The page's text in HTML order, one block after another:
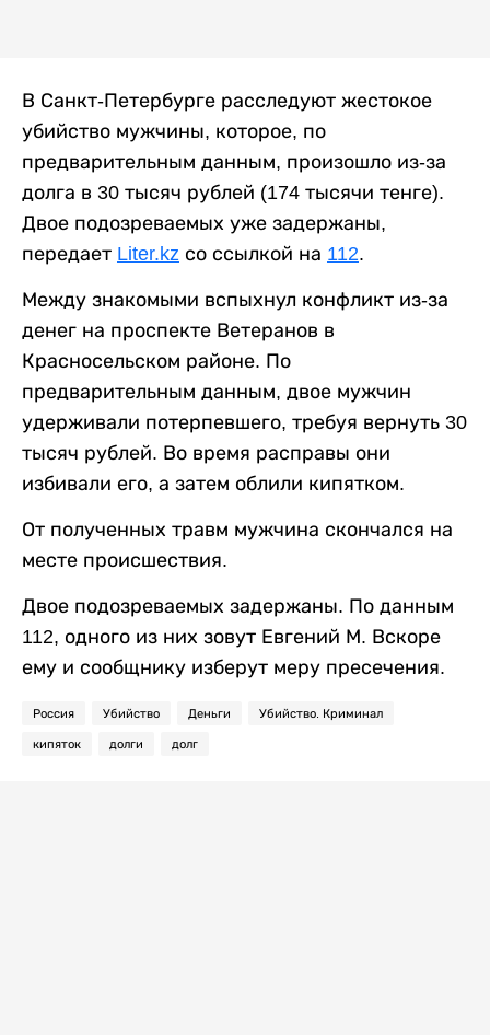
В Санкт-Петербурге расследуют жестокое
убийство мужчины, которое, по
предварительным данным, произошло из-за
долга в 30 тысяч рублей (174 тысячи тенге).
Двое подозреваемых уже задержаны,
передает Liter.kz со ссылкой на 112.
Между знакомыми вспыхнул конфликт из-за
денег на проспекте Ветеранов в
Красносельском районе. По
предварительным данным, двое мужчин
удерживали потерпевшего, требуя вернуть 30
тысяч рублей. Во время расправы они
избивали его, а затем облили кипятком.
От полученных травм мужчина скончался на
месте происшествия.
Двое подозреваемых задержаны. По данным
112, одного из них зовут Евгений М. Вскоре
ему и сообщнику изберут меру пресечения.
Россия Убийство Деньги Убийство. Криминал
кипяток долги долг